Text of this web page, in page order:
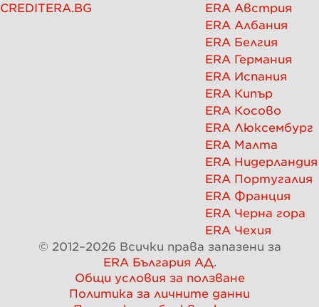
CREDITERA.BG
ERA Австрия
ERA Албания
ERA Белгия
ERA Германия
ERA Испания
ERA Кипър
ERA Косово
ERA Люксембург
ERA Малта
ERA Нидерландия
ERA Португалия
ERA Франция
ERA Черна гора
ERA Чехия
© 2012–2026 Всички права запазени за
ERA България АД.
Общи условия за ползване
Политика за личните данни